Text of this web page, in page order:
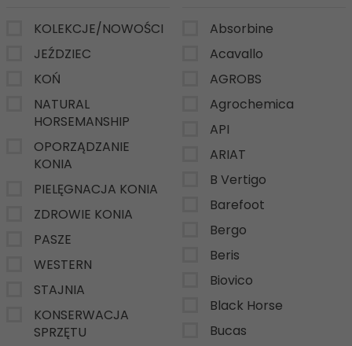
KOLEKCJE/NOWOŚCI
JEŹDZIEC
KOŃ
NATURAL
HORSEMANSHIP
OPORZĄDZANIE
KONIA
PIELĘGNACJA KONIA
ZDROWIE KONIA
PASZE
WESTERN
STAJNIA
KONSERWACJA
SPRZĘTU
Absorbine
Acavallo
AGROBS
Agrochemica
API
ARIAT
B Vertigo
Barefoot
Bergo
Beris
Biovico
Black Horse
Bucas